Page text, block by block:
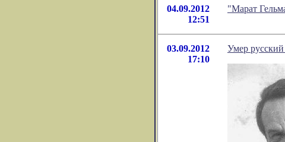
04.09.2012
12:51
"Марат
03.09.2012
17:10
Умер